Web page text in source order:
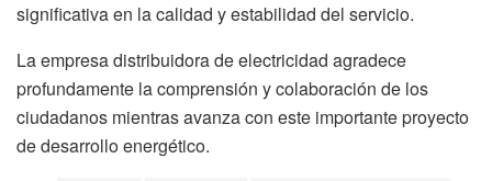
significativa en la calidad y estabilidad del servicio.
La empresa distribuidora de electricidad agradece
profundamente la comprensión y colaboración de los
ciudadanos mientras avanza con este importante proyecto
de desarrollo energético.